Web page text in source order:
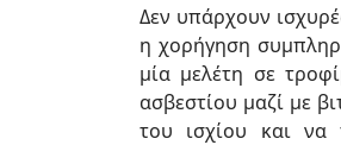
Δεν υπάρχουν
η χορήγηση
μία μελέτη σε
ασβεστίου μαζί με
του ισχίου και να